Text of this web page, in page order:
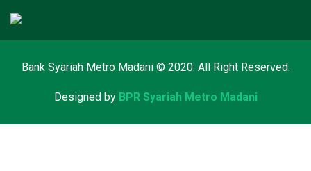
Bank Syariah Metro Madani © 2020. All Right Reserved.
Designed by BPR Syariah Metro Madani